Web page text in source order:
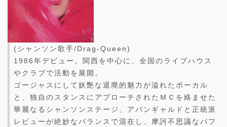
(シャンソン歌手/Drag-Queen)
1986年デビュー。関西を中心に、全国のライブハウス
やクラブで活動を展開。
ゴージャスにして妖艶な退廃的魅力が溢れたボーカル
と、独自のスタンスにアプローチされたＭＣを絡ませた
華麗なるシャンソンステージ、アバンギャルドと正統派
レビューが絶妙なバランスで混在し、摩訶不思議なパフ